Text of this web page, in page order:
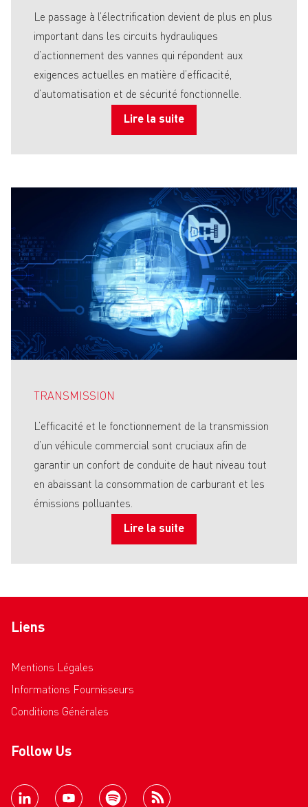
Le passage à l’électrification devient de plus en plus
important dans les circuits hydrauliques
d’actionnement des vannes qui répondent aux
exigences actuelles en matière d’efficacité,
d’automatisation et de sécurité fonctionnelle.
Lire la suite
TRANSMISSION
L’efficacité et le fonctionnement de la transmission
d’un véhicule commercial sont cruciaux afin de
garantir un confort de conduite de haut niveau tout
en abaissant la consommation de carburant et les
émissions polluantes.
Lire la suite
Liens
Mentions Légales
Informations Fournisseurs
Conditions Générales
Follow Us